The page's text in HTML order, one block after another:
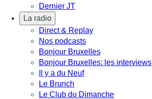
Dernier JT
La radio
Direct & Replay
Nos podcasts
Bonjour Bruxelles
Bonjour Bruxelles: les interviews
Il y a du Neuf
Le Brunch
Le Club du Dimanche